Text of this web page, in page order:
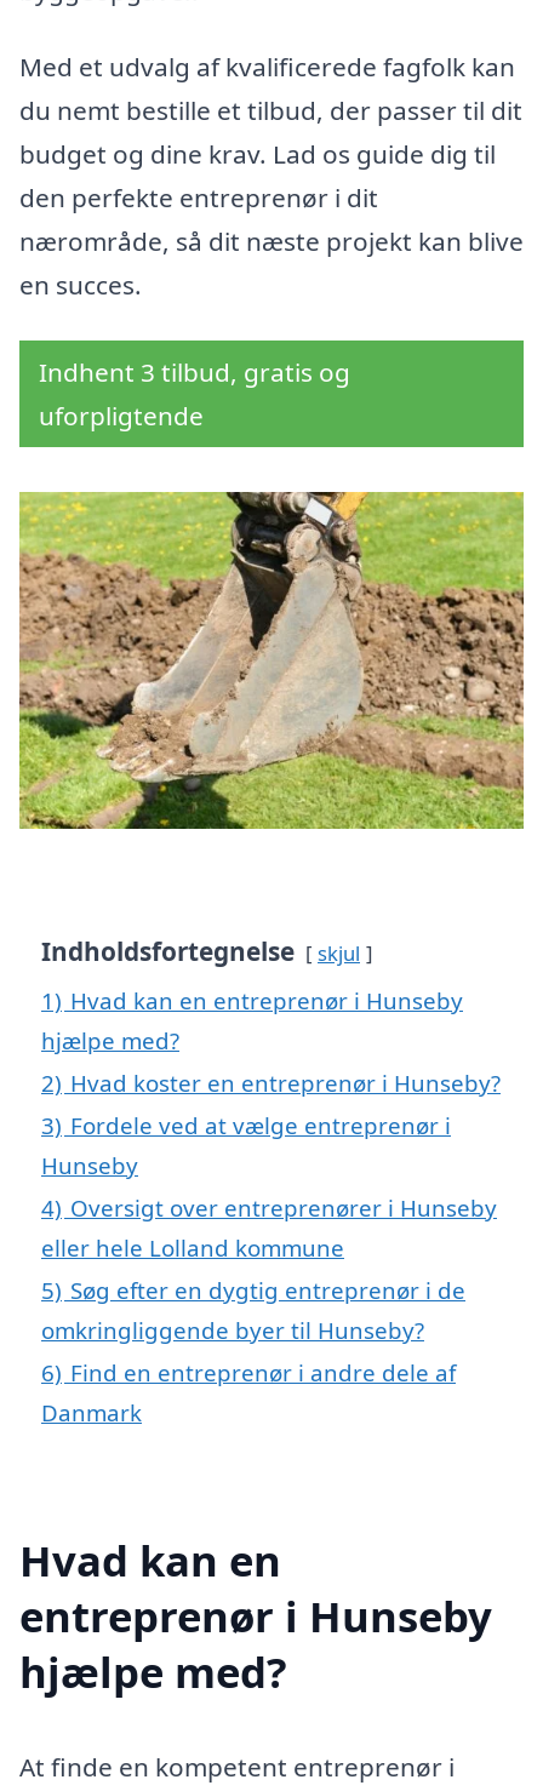
Med et udvalg af kvalificerede fagfolk kan
du nemt bestille et tilbud, der passer til dit
budget og dine krav. Lad os guide dig til
den perfekte entreprenør i dit
nærområde, så dit næste projekt kan blive
en succes.
Indhent 3 tilbud, gratis og
uforpligtende
Indholdsfortegnelse skjul
1) Hvad kan en entreprenør i Hunseby
hjælpe med?
2) Hvad koster en entreprenør i Hunseby?
3) Fordele ved at vælge entreprenør i
Hunseby
4) Oversigt over entreprenører i Hunseby
eller hele Lolland kommune
5) Søg efter en dygtig entreprenør i de
omkringliggende byer til Hunseby?
6) Find en entreprenør i andre dele af
Danmark
Hvad kan en
entreprenør i Hunseby
hjælpe med?
At finde en kompetent entreprenør i